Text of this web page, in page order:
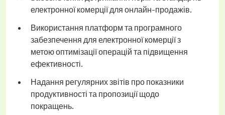
електронної комерції для онлайн-продажів.
Використання платформ та програмного
забезпечення для електронної комерції з
метою оптимізації операцій та підвищення
ефективності.
Надання регулярних звітів про показники
продуктивності та пропозиції щодо
покращень.